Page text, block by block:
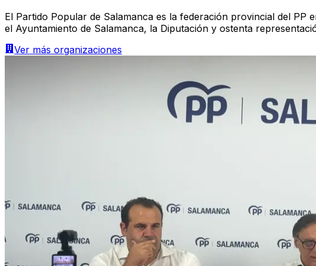
El Partido Popular de Salamanca es la federación provincial del
el Ayuntamiento de Salamanca, la Diputación y ostenta
Ver más organizaciones